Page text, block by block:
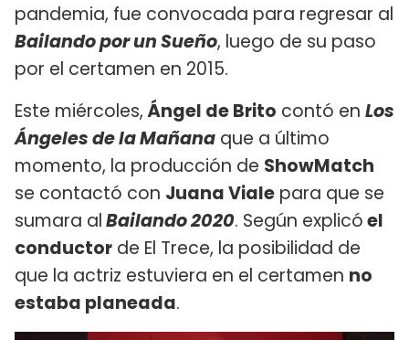
pandemia, fue convocada para regresar al
Bailando por un Sueño, luego de su paso
por el certamen en 2015.
Este miércoles,Ángel de Brito contó en Los
Ángeles de la Mañana que a último
momento, la producción de ShowMatch
se contactó con Juana Viale para que se
sumara alBailando 2020. Según explicóel
conductor de El Trece, la posibilidad de
que la actriz estuviera en el certamen no
estaba planeada.